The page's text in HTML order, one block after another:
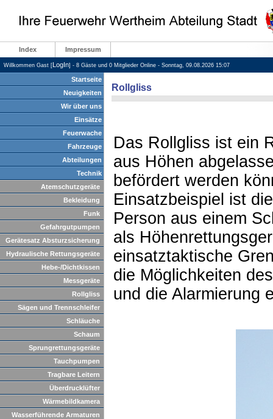
Index Impressum
Willkommen Gast [LogIn] - 8 Gäste und 0 Mitglieder Online - Sonntag, 09.08.2026 15:07
Startseite
Neuigkeiten
Wir über uns
Einsätze
Feuerwache
Fahrzeuge
Abteilungen
Technik
Atemschutzgeräte
Bekleidung
Funk
Gefahrgutpumpen
Gerätesatz Absturzsicherung
Hydraulische Rettungsgeräte
Hebe-/Dichtkissen
Messgeräte
Rollgliss
Sägen und Trennschleifer
Schläuche
Schaum
Sprungrettungsgeräte
Tauchpumpen
Tragbare Leitern
Überdrucklüfter
Wärmebildkamera
Wasserführende Armaturen
Rollgliss
Das Rollgliss ist ein
aus Höhen
befördert werden
Einsatzbeispiel ist
Person aus einem
als
einsatztaktische
die Möglichkeiten
und die Alarmierung